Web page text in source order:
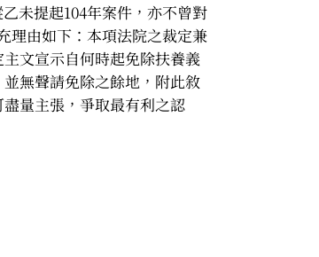
未提起104年案件，亦不曾對
理由如下：本項法院之裁定兼
文宣示自何時起免除扶養義
無聲請免除之餘地，附此敘
量主張，爭取最有利之認